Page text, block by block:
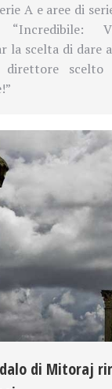
A e aree di
“Incredibile:
la scelta di dare
direttore scelto
di Mitoraj